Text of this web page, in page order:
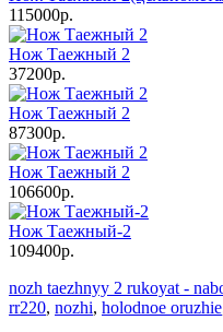
115000р.
Нож Таежный 2
37200р.
Нож Таежный 2
87300р.
Нож Таежный 2
106600р.
Нож Таежный-2
109400р.
nozh taezhnyy 2 rukoyat -
rr220, nozhi, holodnoe oruzhie